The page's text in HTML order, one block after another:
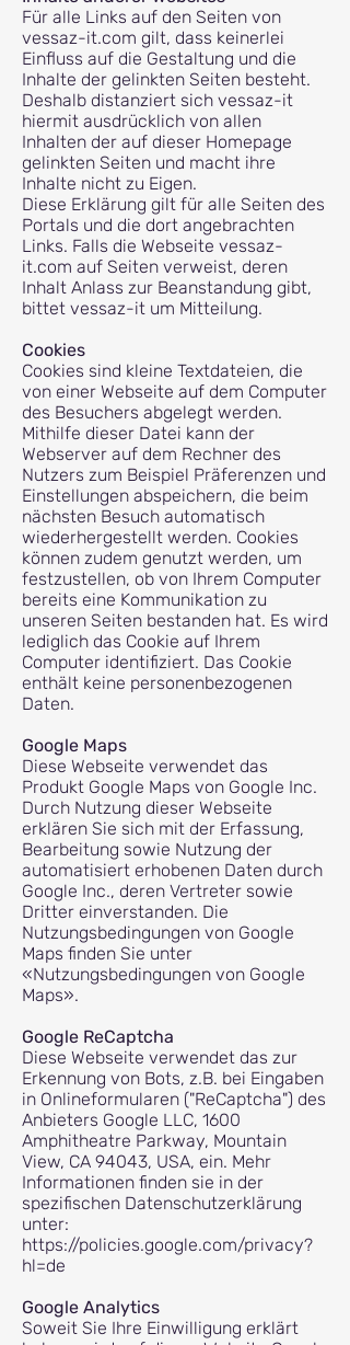
Für alle Links auf den Seiten von
vessaz-it.com gilt, dass keinerlei
Einfluss auf die Gestaltung und die
Inhalte der gelinkten Seiten besteht.
Deshalb distanziert sich vessaz-it
hiermit ausdrücklich von allen
Inhalten der auf dieser Homepage
gelinkten Seiten und macht ihre
Inhalte nicht zu Eigen.
Diese Erklärung gilt für alle Seiten des
Portals und die dort angebrachten
Links. Falls die Webseite vessaz-
it.com auf Seiten verweist, deren
Inhalt Anlass zur Beanstandung gibt,
bittet vessaz-it um Mitteilung.
Cookies
Cookies sind kleine Textdateien, die
von einer Webseite auf dem Computer
des Besuchers abgelegt werden.
Mithilfe dieser Datei kann der
Webserver auf dem Rechner des
Nutzers zum Beispiel Präferenzen und
Einstellungen abspeichern, die beim
nächsten Besuch automatisch
wiederhergestellt werden. Cookies
können zudem genutzt werden, um
festzustellen, ob von Ihrem Computer
bereits eine Kommunikation zu
unseren Seiten bestanden hat. Es wird
lediglich das Cookie auf Ihrem
Computer identifiziert. Das Cookie
enthält keine personenbezogenen
Daten.
Google Maps
Diese Webseite verwendet das
Produkt Google Maps von Google Inc.
Durch Nutzung dieser Webseite
erklären Sie sich mit der Erfassung,
Bearbeitung sowie Nutzung der
automatisiert erhobenen Daten durch
Google Inc., deren Vertreter sowie
Dritter einverstanden. Die
Nutzungsbedingungen von Google
Maps finden Sie unter
«Nutzungsbedingungen von Google
Maps».
Google ReCaptcha
Diese Webseite verwendet das zur
Erkennung von Bots, z.B. bei Eingaben
in Onlineformularen ("ReCaptcha") des
Anbieters Google LLC, 1600
Amphitheatre Parkway, Mountain
View, CA 94043, USA, ein. Mehr
Informationen finden sie in der
spezifischen Datenschutzerklärung
unter:
https://policies.google.com/privacy?
hl=de
Google Analytics
Soweit Sie Ihre Einwilligung erklärt